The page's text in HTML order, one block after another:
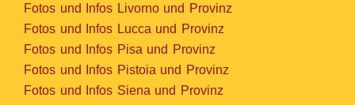
Fotos und Infos Livorno und Provinz
Fotos und Infos Lucca und Provinz
Fotos und Infos Pisa und Provinz
Fotos und Infos Pistoia und Provinz
Fotos und Infos Siena und Provinz